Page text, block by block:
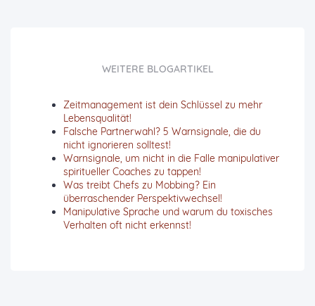
WEITERE BLOGARTIKEL
Zeitmanagement ist dein Schlüssel zu mehr
Lebensqualität!
Falsche Partnerwahl? 5 Warnsignale, die du
nicht ignorieren solltest!
Warnsignale, um nicht in die Falle manipulativer
spiritueller Coaches zu tappen!
Was treibt Chefs zu Mobbing? Ein
überraschender Perspektivwechsel!
Manipulative Sprache und warum du toxisches
Verhalten oft nicht erkennst!